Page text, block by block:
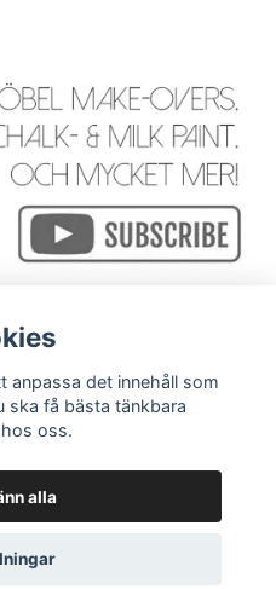
Vintage, Industriell & Bohemi
anpassa det innehåll som
få bästa tänkbara
oss.
alla